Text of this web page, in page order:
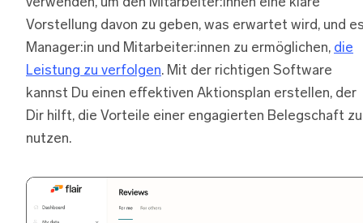
verwenden, um den Mitarbeiter:innen eine klare
Vorstellung davon zu geben, was erwartet wird, und
Manager:in und Mitarbeiter:innen zu ermöglichen, die
Leistung zu verfolgen. Mit der richtigen Software
kannst Du einen effektiven Aktionsplan erstellen, der
Dir hilft, die Vorteile einer engagierten Belegschaft zu
nutzen.